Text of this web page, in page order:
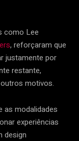
como Lee
, reforçaram que
justamente por
restante,
motivos.
as modalidades
experiências
design